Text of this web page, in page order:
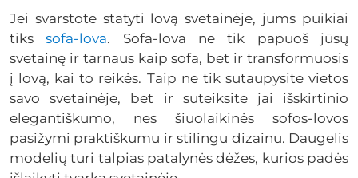
Jei svarstote statyti lovą svetainėje, jums puikiai
tikssofa-lova. Sofa-lova ne tik papuoš jūsų
svetainę ir tarnaus kaip sofa, bet ir transformuosis
į lovą, kai to reikės. Taip ne tik sutaupysite vietos
savo svetainėje, bet ir suteiksite jai išskirtinio
elegantiškumo, nes šiuolaikinės sofos-lovos
pasižymi praktiškumu ir stilingu dizainu. Daugelis
modelių turi talpias patalynės dėžes, kurios padės